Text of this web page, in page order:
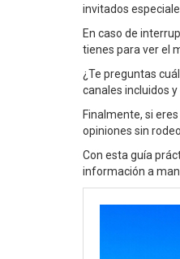
invitados
En caso de
tienes para ver el
¿Te preguntas
canales incluidos
Finalmente, si
opiniones sin
Con esta guía
información a